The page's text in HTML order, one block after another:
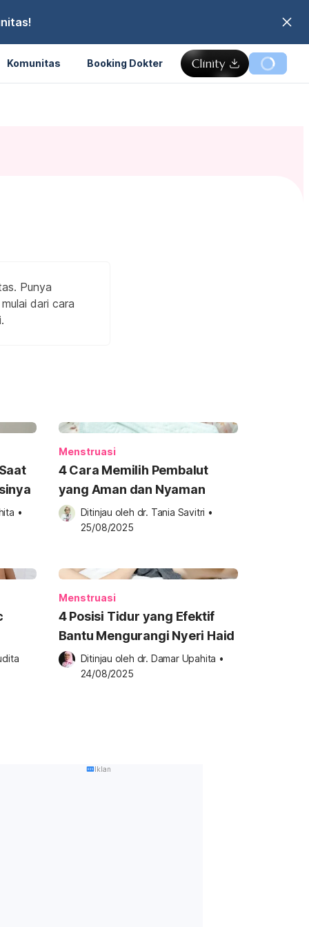
Komunitas Booking Dokter
Punya
dari cara
•
Menstruasi
4 Cara Memilih Pembalut
yang Aman dan Nyaman
Ditinjau oleh dr. Tania Savitri •
25/08/2025
Menstruasi
4 Posisi Tidur yang Efektif
Bantu Mengurangi Nyeri Haid
Ditinjau oleh dr. Damar Upahita •
24/08/2025
Iklan